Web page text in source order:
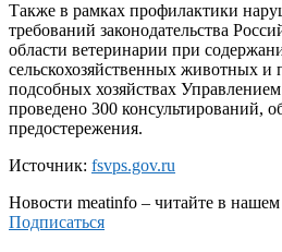
Также в рамках профилактики
требований законодательства
области ветеринарии при
сельскохозяйственных животных
подсобных хозяйствах Управлением
проведено 300 консультирований,
предостережения.
Источник: fsvps.gov.ru
Новости meatinfo – читайте в нашем
Подписаться